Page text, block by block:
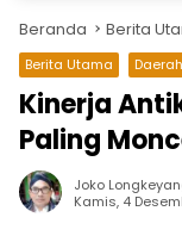
Beranda Berita
Berita Utama Daerah
Kinerja
Paling
Joko
Kamis, 4